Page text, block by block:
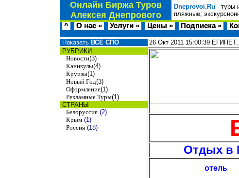
Онлайн Биржа Туров
Алексея Днепрового
Dneprovoi.Ru - туры
пляжные,
^ О нас » Услуги » Цены » Подписка »
Показать ВСЕ СПО
РУБРИКИ
Новости(3)
Каникулы(4)
Круизы(1)
Новый Год(3)
Оформление(1)
Рекламные Туры(1)
СТРАНЫ
Белоруссия (2)
Крым (1)
Россия (18)
26 Окт 2011 15:00:39
Отдых в
отель